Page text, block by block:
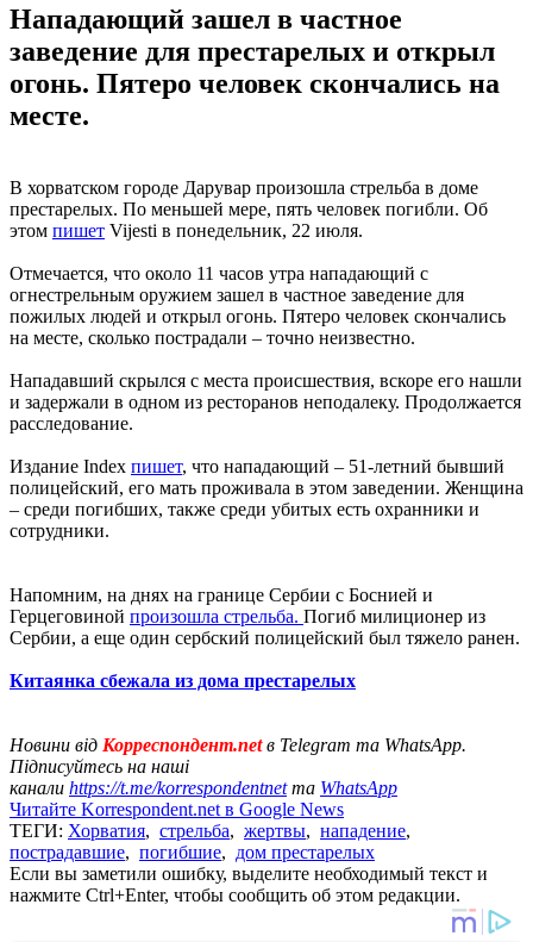
Нападающий зашел в частное
заведение для престарелых и открыл
огонь. Пятеро человек скончались на
месте.
В хорватском городе Дарувар произошла стрельба в доме
престарелых. По меньшей мере, пять человек погибли. Об
этом пишет Vijesti в понедельник, 22 июля.
Отмечается, что около 11 часов утра нападающий с
огнестрельным оружием зашел в частное заведение для
пожилых людей и открыл огонь. Пятеро человек скончались
на месте, сколько пострадали – точно неизвестно.
Нападавший скрылся с места происшествия, вскоре его нашли
и задержали в одном из ресторанов неподалеку. Продолжается
расследование.
Издание Index пишет, что нападающий – 51-летний бывший
полицейский, его мать проживала в этом заведении. Женщина
– среди погибших, также среди убитых есть охранники и
сотрудники.
Напомним, на днях на границе Сербии с Боснией и
Герцеговиной произошла стрельба. Погиб милиционер из
Сербии, а еще один сербский полицейский был тяжело ранен.
Китаянка сбежала из дома престарелых
Новини від Корреспондент.netв Telegram та WhatsApp.
Підписуйтесь на наші
канали https://t.me/korrespondentnetта WhatsApp
Читайте Korrespondent.net в Google News
ТЕГИ: Хорватия, стрельба, жертвы, нападение,
пострадавшие, погибшие, дом престарелых
Если вы заметили ошибку, выделите необходимый текст и
нажмите Ctrl+Enter, чтобы сообщить об этом редакции.